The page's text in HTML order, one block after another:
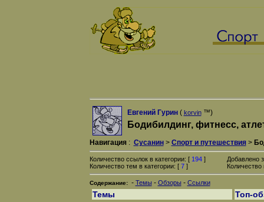
Евгений Гурин( korvin™)
Бодибилдинг, фитнесс,
Навигация: Сусанин> Спорт и путешествия>
Количество ссылок в категории: [ 194]
Количество тем в категории: [ 7]
Добавлено
Содержание: - Темы - Обзоры - Ссылки
Темы
Топ-